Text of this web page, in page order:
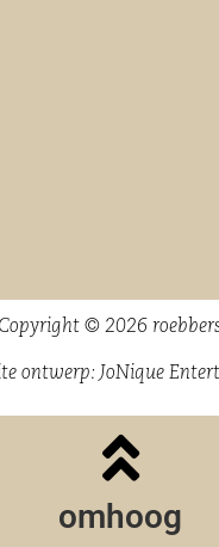
Copyright © 2026
ontwerp: JoNique
omhoog